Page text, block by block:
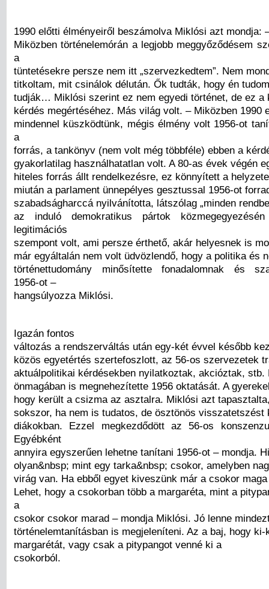
1990 előtti élményeiről beszámolva Miklósi azt mondja:
Miközben történelemórán a legjobb meggyőződésem
a
tüntetésekre persze nem itt „szervezkedtem”. Nem
titkoltam, mit csinálok délután. Ők tudták, hogy én
tudják… Miklósi szerint ez nem egyedi történet, de ez a
kérdés megértéséhez. Más világ volt. – Miközben 1990
mindennel küszködtünk, mégis élmény volt 1956-ot
a
forrás, a tankönyv (nem volt még többféle) ebben a
gyakorlatilag használhatatlan volt. A 80-as évek végén
hiteles forrás állt rendelkezésre, ez könnyített a
miután a parlament ünnepélyes gesztussal 1956-ot
szabadságharccá nyilvánította, látszólag „minden
az induló demokratikus pártok
legitimációs
szempont volt, ami persze érthető, akár helyesnek is
már egyáltalán nem volt üdvözlendő, hogy a politika és
történettudomány minősítette fonadalomnak és
1956-ot –
hangsúlyozza Miklósi.
Igazán fontos
változás a rendszerváltás után egy-két évvel később
közös egyetértés szertefoszlott, az 56-os szervezetek
aktuálpolitikai kérdésekben nyilatkoztak, akcióztak, stb.
önmagában is megnehezítette 1956 oktatását. A
hogy került a csizma az asztalra. Miklósi azt
sokszor, ha nem is tudatos, de ösztönös visszatetszést
diákokban. Ezzel megkezdődött az 56-os
Egyébként
annyira egyszerűen lehetne tanítani 1956-ot – mondja.
olyan&nbsp; mint egy tarka&nbsp; csokor, amelyben
virág van. Ha ebből egyet kiveszünk már a csokor
Lehet, hogy a csokorban több a margaréta, mint a
a
csokor csokor marad – mondja Miklósi. Jó lenne
történelemtanításban is megjeleníteni. Az a baj, hogy
margarétát, vagy csak a pitypangot venné ki a
csokorból.